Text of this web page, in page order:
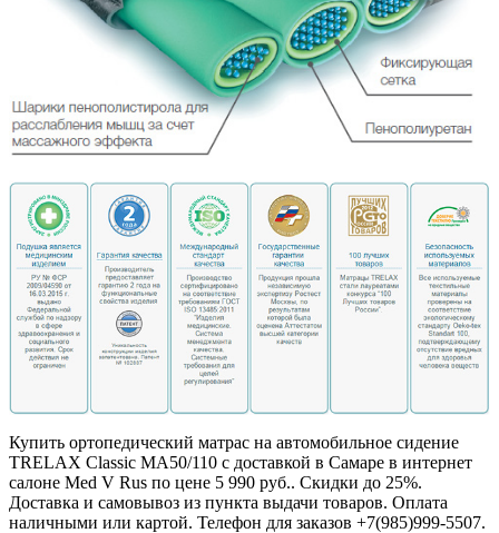
Купить ортопедический матрас на автомобильное сидение
TRELAX Classic МА50/110 с доставкой в Самаре в интернет
салоне Med V Rus по цене 5 990 руб.. Скидки до 25%.
Доставка и самовывоз из пункта выдачи товаров. Оплата
наличными или картой. Телефон для заказов +7(985)999-5507.